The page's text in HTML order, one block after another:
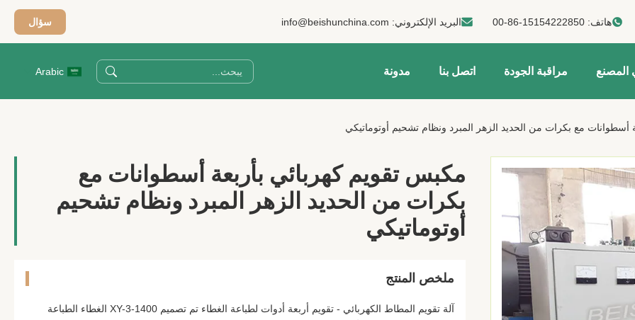
هاتف:00-86-15154222850 البريد الإلكتروني: info@beishunchina.com سؤال
المصنع مراقبة الجودة اتصل بنا مدونة Arabic
أسطوانات مع بكرات من الحديد الزهر المبرد ونظام تشحيم أوتوماتيكي
مكبس تقويم كهربائي بأربعة أسطوانات مع
بكرات من الحديد الزهر المبرد ونظام تشحيم
أوتوماتيكي
ملخص المنتج
آلة تقويم المطاط الكهربائي - تقويم أربعة أدوات لطباعة الغطاء تم تصميم XY-3-1400 الغطاء الطباعة